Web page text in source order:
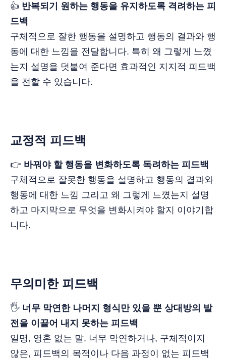
👍 반복되기 원하는 행동을 유지하도록 격려하는 피
드백
구체적으로 잘한 행동을 설명하고 행동의 결과와 행
동에 대한 느낌을 전달합니다. 특히 왜 그렇게 느꼈
는지 설명을 덧붙여 준다면 효과적인 지지적 피드백
을 전할 수 있습니다.
교정적 피드백
👉 바꿔야 할 행동을 변화하도록 독려하는 피드백
구체적으로 잘못한 행동을 설명하고 행동의 결과와
행동에 대한 느낌 그리고 왜 그렇게 느꼈는지 설명
하고 마지막으로 무엇을 변화시켜야 할지 이야기합
니다.
무의미한 피드백
🖐️ 너무 막연한 나머지 형식만 있을 뿐 상대방의 발
전을 이끌어 내지 못하는 피드백
일명, 영혼 없는 말. 너무 막연하거나, 구체적이지
않은, 피드백의 목적이나 다음 과정이 없는 피드백